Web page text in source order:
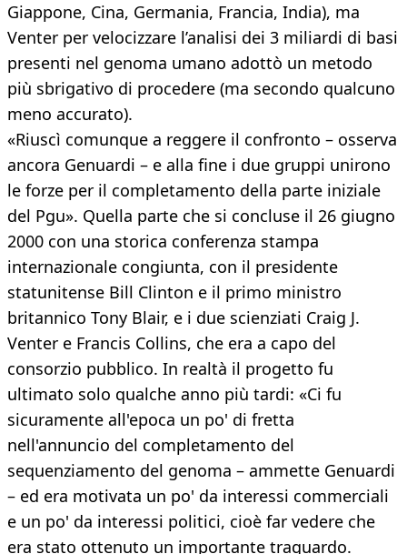
Giappone, Cina, Germania, Francia, India), ma
Venter per velocizzare l’analisi dei 3 miliardi di basi
presenti nel genoma umano adottò un metodo
più sbrigativo di procedere (ma secondo qualcuno
meno accurato).
«Riuscì comunque a reggere il confronto – osserva
ancora Genuardi – e alla fine i due gruppi unirono
le forze per il completamento della parte iniziale
del Pgu». Quella parte che si concluse il 26 giugno
2000 con una storica conferenza stampa
internazionale congiunta, con il presidente
statunitense Bill Clinton e il primo ministro
britannico Tony Blair, e i due scienziati Craig J.
Venter e Francis Collins, che era a capo del
consorzio pubblico. In realtà il progetto fu
ultimato solo qualche anno più tardi: «Ci fu
sicuramente all'epoca un po' di fretta
nell'annuncio del completamento del
sequenziamento del genoma – ammette Genuardi
– ed era motivata un po' da interessi commerciali
e un po' da interessi politici, cioè far vedere che
era stato ottenuto un importante traguardo.